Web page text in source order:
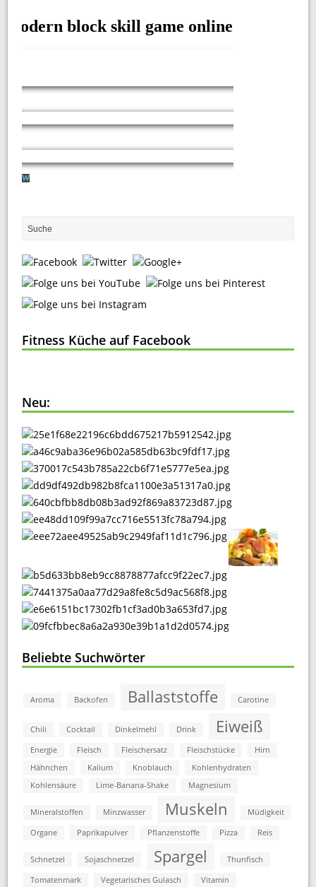
Fitness Küche auf Facebook
Neu:
Beliebte Suchwörter
Aroma Backofen Ballaststoffe Carotine
Chili Cocktail Dinkelmehl Drink Eiweiß
Energie Fleisch Fleischersatz Fleischstücke
Hirn
Hähnchen
Kalium Knoblauch
Kohlenhydraten
Kohlensäure
Lime-Banana-Shake Magnesium
Mineralstoffen Minzwasser Muskeln Müdigkeit
Organe Paprikapulver Pflanzenstoffe Pizza Reis
Schnetzel Sojaschnetzel Spargel Thunfisch
Tomatenmark Vegetarisches Gulasch Vitamin